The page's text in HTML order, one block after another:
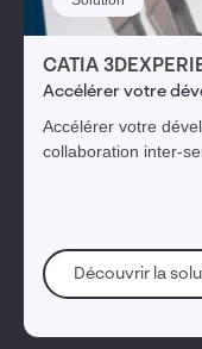
CATIA
Accélérer votre
Accélérer votre
collaboration inter-
Découvrir la